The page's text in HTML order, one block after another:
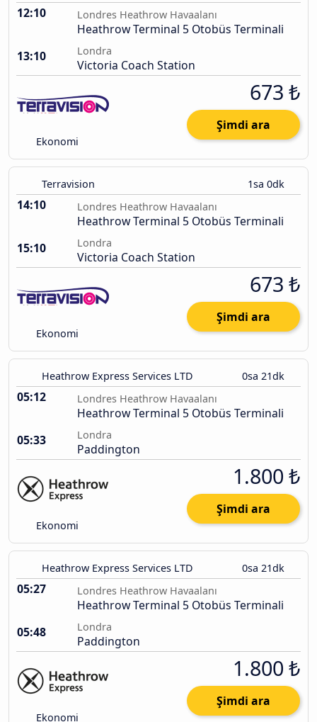
12:10 Londres Heathrow Havaalanı
Heathrow Terminal 5 Otobüs Terminali
13:10
Londra
Victoria Coach Station
Ekonomi
673 ₺
Şimdi ara
Terravision 1sa 0dk
14:10 Londres Heathrow Havaalanı
Heathrow Terminal 5 Otobüs Terminali
15:10
Londra
Victoria Coach Station
Ekonomi
673 ₺
Şimdi ara
Heathrow Express Services LTD 0sa 21dk
05:12 Londres Heathrow Havaalanı
Heathrow Terminal 5 Otobüs Terminali
05:33
Londra
Paddington
Ekonomi
1.800 ₺
Şimdi ara
Heathrow Express Services LTD 0sa 21dk
05:27 Londres Heathrow Havaalanı
Heathrow Terminal 5 Otobüs Terminali
05:48
Londra
Paddington
Ekonomi
1.800 ₺
Şimdi ara